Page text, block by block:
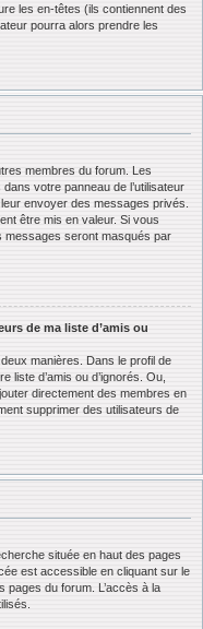
les en-têtes (ils contiennent des
pourra alors prendre les
membres du forum. Les
votre panneau de l’utilisateur
envoyer des messages privés.
être mis en valeur. Si vous
messages seront masqués par
de ma liste d’amis ou
manières. Dans le profil de
liste d’amis ou d’ignorés. Ou,
directement des membres en
supprimer des utilisateurs de
située en haut des pages
est accessible en cliquant sur le
pages du forum. L’accès à la